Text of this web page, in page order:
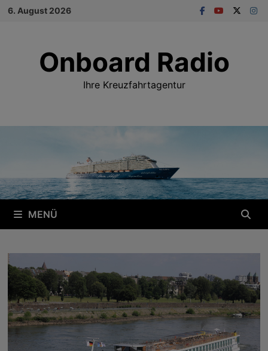
Zum
6. August 2026
Onboard Radio
Ihre Kreuzfahrtagentur
MENÜ